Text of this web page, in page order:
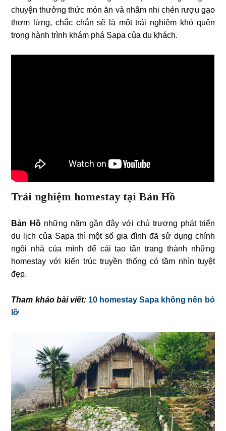
chuyện thưởng thức món ăn và nhâm nhi chén rượu gạo
thơm lừng, chắc chắn sẽ là một trải nghiệm khó quên
trong hành trình khám phá Sapa của du khách.
Trải nghiệm homestay tại Bản Hồ
Bản Hồ những năm gần đây với chủ trương phát triển
du lịch của Sapa thì một số gia đình đã sử dụng chính
ngôi nhà của mình để cải tạo tân trang thành những
homestay với kiến trúc truyền thống có tầm nhìn tuyệt
đẹp.
Tham khảo bài viết: 10 homestay Sapa không nên bỏ
lỡ